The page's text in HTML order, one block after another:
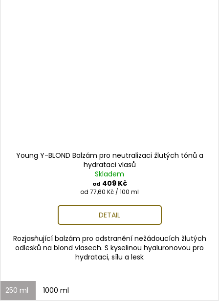
Young Y-BLOND Balzám pro neutralizaci žlutých tónů a
hydrataci vlasů
Skladem
od 409 Kč
Měrná
od 77,60 Kč / 100 ml
DETAIL
Rozjasňující balzám pro odstranění nežádoucích žlutých
odlesků na blond vlasech. S kyselinou hyaluronovou pro
hydrataci, sílu a lesk
250 ml 1000 ml